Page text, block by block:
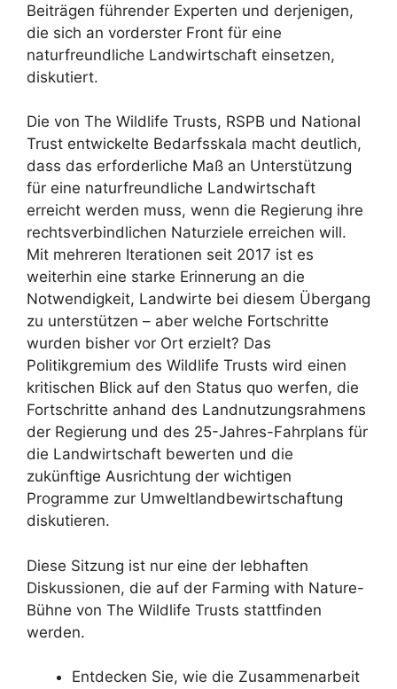
Beiträgen führender Experten und derjenigen,
die sich an vorderster Front für eine
naturfreundliche Landwirtschaft einsetzen,
diskutiert.
Die von The Wildlife Trusts, RSPB und National
Trust entwickelte Bedarfsskala macht deutlich,
dass das erforderliche Maß an Unterstützung
für eine naturfreundliche Landwirtschaft
erreicht werden muss, wenn die Regierung ihre
rechtsverbindlichen Naturziele erreichen will.
Mit mehreren Iterationen seit 2017 ist es
weiterhin eine starke Erinnerung an die
Notwendigkeit, Landwirte bei diesem Übergang
zu unterstützen – aber welche Fortschritte
wurden bisher vor Ort erzielt? Das
Politikgremium des Wildlife Trusts wird einen
kritischen Blick auf den Status quo werfen, die
Fortschritte anhand des Landnutzungsrahmens
der Regierung und des 25-Jahres-Fahrplans für
die Landwirtschaft bewerten und die
zukünftige Ausrichtung der wichtigen
Programme zur Umweltlandbewirtschaftung
diskutieren.
Diese Sitzung ist nur eine der lebhaften
Diskussionen, die auf der Farming with Nature-
Bühne von The Wildlife Trusts stattfinden
werden.
Entdecken Sie, wie die Zusammenarbeit